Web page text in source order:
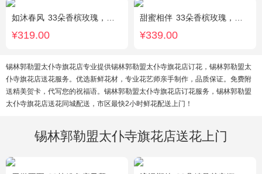
如沐春风 33朵香槟玫瑰，绿叶搭配
¥319.00
甜蜜相伴 33朵香槟玫瑰，配花、绿叶搭配
¥339.00
锡林郭勒盟太仆寺旗花店专业提供锡林郭勒盟太仆寺旗花店订花，锡林郭勒盟太
仆寺旗花店送花服务。优选新鲜花材，专业花艺师亲手制作，品质保证。免费附
送精美贺卡，代写您的祝福语。锡林郭勒盟太仆寺旗花店订花服务，锡林郭勒盟
太仆寺旗花店送花同城配送，市区最快2小时鲜花配送上门！
锡林郭勒盟太仆寺旗花店送花上门